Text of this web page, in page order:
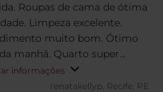
Roupas de cama de ótima
Limpeza excelente.
muito bom. Ótimo
Quarto super
Ótima academia com
vista maravilhosa.
informações
renatakellyp. Recife, PE